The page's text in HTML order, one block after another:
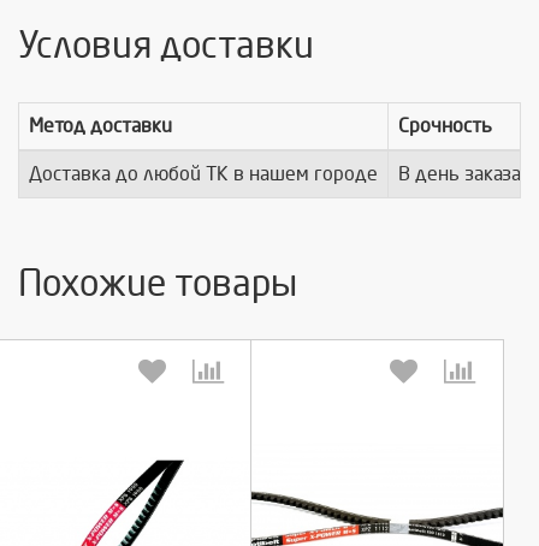
Условия доставки
Метод доставки Срочность
Доставка до любой ТК в нашем городе В день заказа
Похожие товары
Выберите количество: Выберите количество: